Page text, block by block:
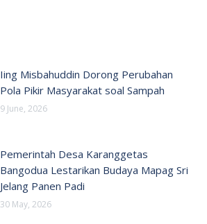
Iing Misbahuddin Dorong Perubahan
Pola Pikir Masyarakat soal Sampah
9 June, 2026
Pemerintah Desa Karanggetas
Bangodua Lestarikan Budaya Mapag Sri
Jelang Panen Padi
30 May, 2026